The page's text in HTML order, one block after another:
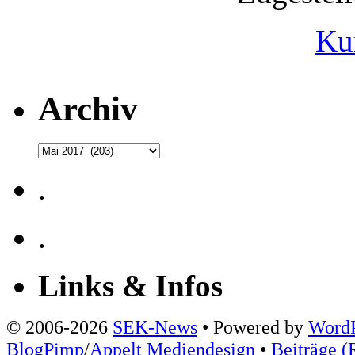
Archiv
Archiv
.
.
Links & Infos
© 2006-2026 SEK-News • Powered by
BlogPimp/Appelt Mediendesign • Beiträge